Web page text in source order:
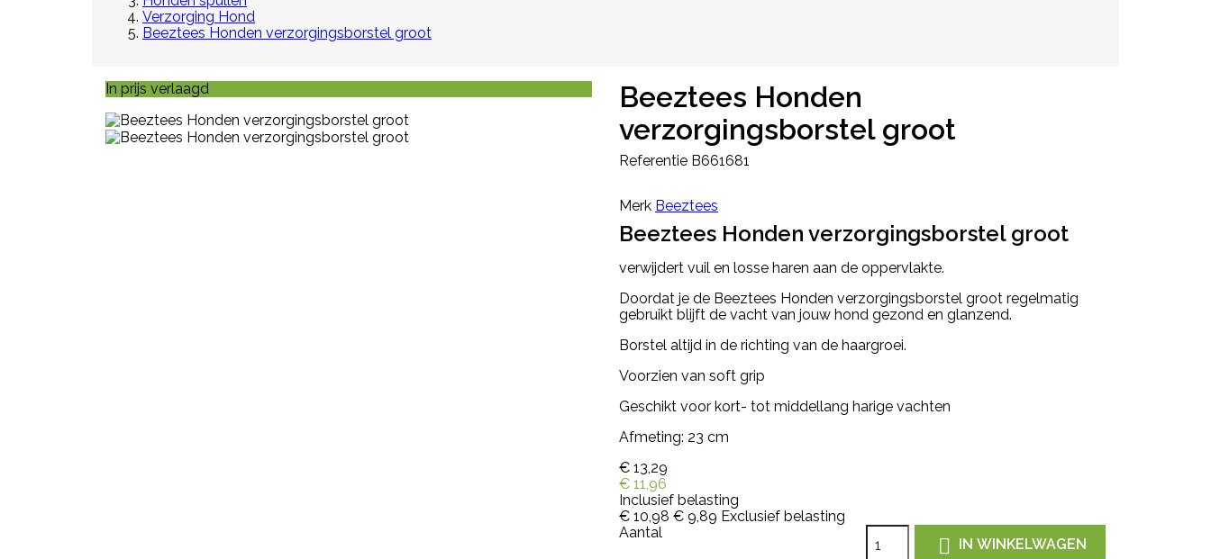
Verzorging Hond
Beeztees Honden verzorgingsborstel groot
In prijs verlaagd
Beeztees Honden
verzorgingsborstel groot
Referentie B661681
Merk Beeztees
Beeztees Honden verzorgingsborstel groot
verwijdert vuil en losse haren aan de oppervlakte.
Doordat je de Beeztees Honden verzorgingsborstel groot regelmatig
gebruikt blijft de vacht van jouw hond gezond en glanzend.
Borstel altijd in de richting van de haargroei.
Voorzien van soft grip
Geschikt voor kort- tot middellang harige vachten
Afmeting: 23 cm
€ 13,29
€ 11,96
Inclusief belasting
€ 10,98 € 9,89 Exclusief belasting
Aantal
 IN WINKELWAGEN